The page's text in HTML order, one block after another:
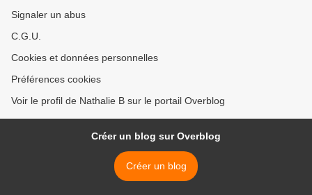
Signaler un abus
C.G.U.
Cookies et données personnelles
Préférences cookies
Voir le profil de Nathalie B sur le portail Overblog
Créer un blog sur Overblog
Créer un blog